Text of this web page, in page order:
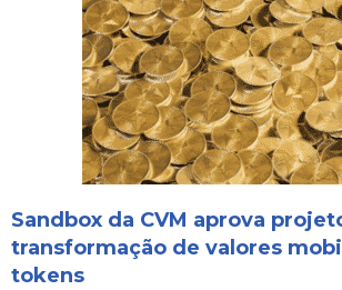
Sandbox da CVM aprova
transformação de valores
tokens